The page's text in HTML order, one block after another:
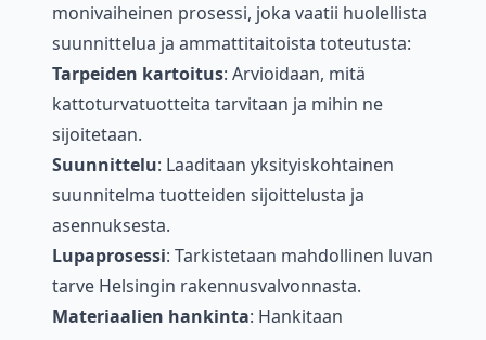
monivaiheinen prosessi, joka vaatii huolellista
suunnittelua ja ammattitaitoista toteutusta:
Tarpeiden kartoitus: Arvioidaan, mitä
kattoturvatuotteita tarvitaan ja mihin ne
sijoitetaan.
Suunnittelu: Laaditaan yksityiskohtainen
suunnitelma tuotteiden sijoittelusta ja
asennuksesta.
Lupaprosessi: Tarkistetaan mahdollinen luvan
tarve Helsingin rakennusvalvonnasta.
Materiaalien hankinta: Hankitaan